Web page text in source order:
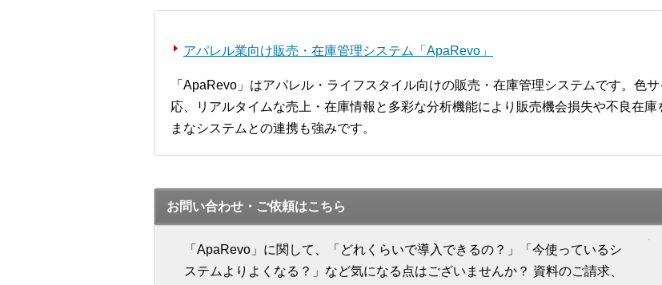
アパレル業向け販売・在庫管理システム「ApaRevo」
「ApaRevo」はアパレル・ライフスタイル向けの販売・在庫管理システムです。色
応、リアルタイムな売上・在庫情報と多彩な分析機能により販売機会損失や不良在
まなシステムとの連携も強みです。
お問い合わせ・ご依頼はこちら
「ApaRevo」に関して、「どれくらいで導入できるの？」「今使っているシ
ステムよりよくなる？」など気になる点はございませんか？ 資料のご請求、